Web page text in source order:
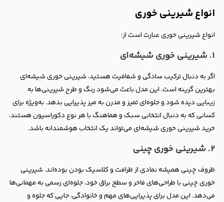
انواع شیرینی خوری
انواع شیرینی خوری عبارت است از:
۱. شیرینی خوری شیشه‌ای
اگر به دنبال ترکیب سادگی و شفافیت هستید، شیرینی خوری شیشه‌ای
بهترین گزینه است. این مدل باعث می‌شود رنگ و طرح شیرینی‌ها به
زیبایی دیده شود و جلوه‌ای تمیز و مدرن به میز پذیرایی بدهد. به‌ویژه برای
کسانی که به دنبال انتخابی سبک و هماهنگ با هر نوع دکوراسیون هستند،
خرید شیرینی خوری شیشه‌ای می‌تواند یک انتخاب هوشمندانه باشد.
۲. شیرینی خوری چینی
ظروف چینی همیشه نمادی از ظرافت و کلاسیک بودن بوده‌اند. شیرینی
خوری چینی با طراحی‌های فاخر و سطح براق خود، جلوه‌ای رسمی به مهمانی‌ها
می‌دهد. این مدل برای پذیرایی‌های مهم و خانوادگی، جایی که جلوه و